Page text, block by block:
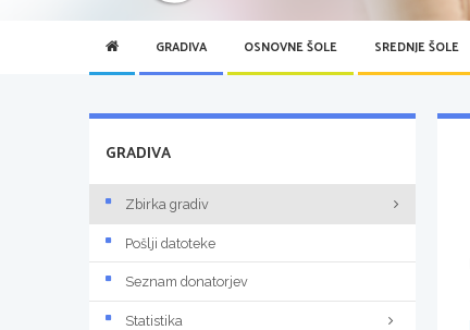
GRADIVA OSNOVNE ŠOLE SREDNJE ŠOLE
GRADIVA
Zbirka gradiv
Pošlji datoteke
Seznam donatorjev
Statistika